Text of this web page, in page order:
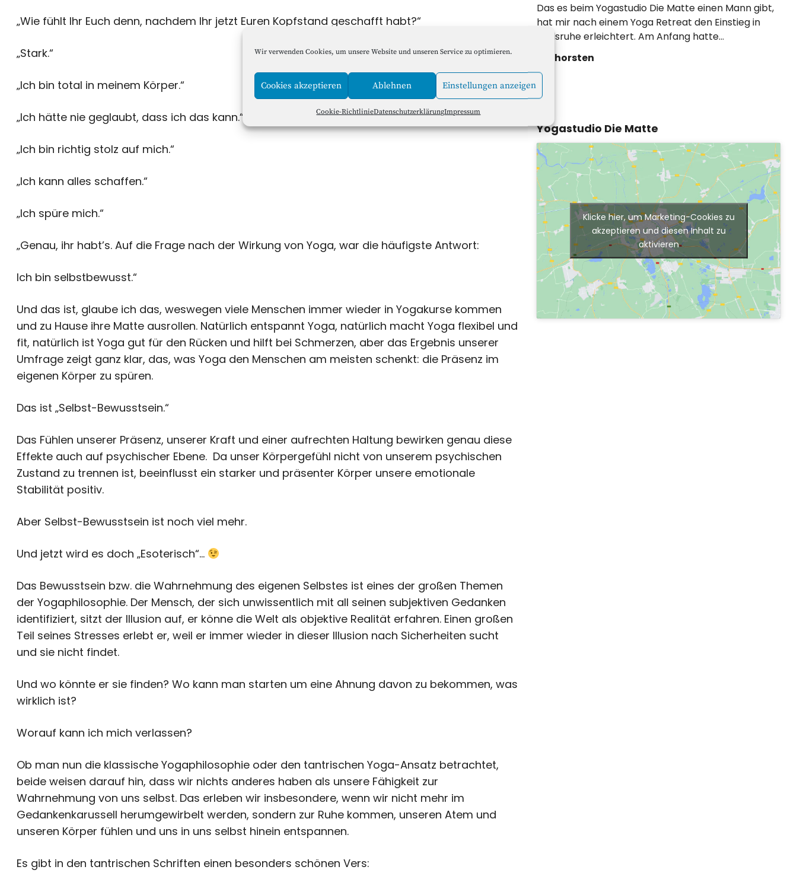
Wir verwenden Cookies, um unsere Website und unseren Service zu optimieren.
Cookies akzeptieren Ablehnen Einstellungen anzeigen
Cookie-RichtlinieDatenschutzerklärungImpressum
„Wie fühlt Ihr Euch denn, nachdem Ihr jetzt Euren Kopfstand geschafft habt?“
„Stark.“
„Ich bin total in meinem Körper.“
„Ich hätte nie geglaubt, dass ich das kann.“
„Ich bin richtig stolz auf mich.“
„Ich kann alles schaffen.“
„Ich spüre mich.“
„Genau, ihr habt’s. Auf die Frage nach der Wirkung von Yoga, war die häufigste Antwort:
Ich bin selbstbewusst.“
Und das ist, glaube ich das, weswegen viele Menschen immer wieder in Yogakurse kommen
und zu Hause ihre Matte ausrollen. Natürlich entspannt Yoga, natürlich macht Yoga flexibel und
fit, natürlich ist Yoga gut für den Rücken und hilft bei Schmerzen, aber das Ergebnis unserer
Umfrage zeigt ganz klar, das, was Yoga den Menschen am meisten schenkt: die Präsenz im
eigenen Körper zu spüren.
Das ist „Selbst-Bewusstsein.“
Das Fühlen unserer Präsenz, unserer Kraft und einer aufrechten Haltung bewirken genau diese
Effekte auch auf psychischer Ebene. Da unser Körpergefühl nicht von unserem psychischen
Zustand zu trennen ist, beeinflusst ein starker und präsenter Körper unsere emotionale
Stabilität positiv.
Aber Selbst-Bewusstsein ist noch viel mehr.
Und jetzt wird es doch „Esoterisch“…
Das Bewusstsein bzw. die Wahrnehmung des eigenen Selbstes ist eines der großen Themen
der Yogaphilosophie. Der Mensch, der sich unwissentlich mit all seinen subjektiven Gedanken
identifiziert, sitzt der Illusion auf, er könne die Welt als objektive Realität erfahren. Einen großen
Teil seines Stresses erlebt er, weil er immer wieder in dieser Illusion nach Sicherheiten sucht
und sie nicht findet.
Und wo könnte er sie finden? Wo kann man starten um eine Ahnung davon zu bekommen, was
wirklich ist?
Worauf kann ich mich verlassen?
Ob man nun die klassische Yogaphilosophie oder den tantrischen Yoga-Ansatz betrachtet,
beide weisen darauf hin, dass wir nichts anderes haben als unsere Fähigkeit zur
Wahrnehmung von uns selbst. Das erleben wir insbesondere, wenn wir nicht mehr im
Gedankenkarussell herumgewirbelt werden, sondern zur Ruhe kommen, unseren Atem und
unseren Körper fühlen und uns in uns selbst hinein entspannen.
Es gibt in den tantrischen Schriften einen besonders schönen Vers:
Das es beim Yogastudio Die Matte einen Mann gibt,
hat mir nach einem Yoga Retreat den Einstieg in
Karlsruhe erleichtert. Am Anfang hatte…
Thorsten
Yogastudio Die Matte
Klicke hier, um Marketing-Cookies zu
akzeptieren und diesen Inhalt zu
aktivieren